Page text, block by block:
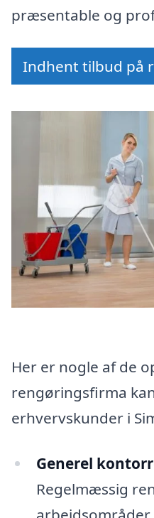
præsentable og
Indhent tilbud på
Her er nogle af de
rengøringsfirma
erhvervskunder i
Generel
Regelmæssig